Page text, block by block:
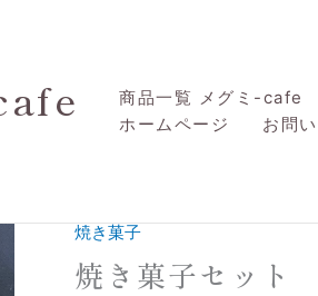
商品一覧 メグミ-cafe
ホームページ
お問
焼き菓子
焼き菓子セット